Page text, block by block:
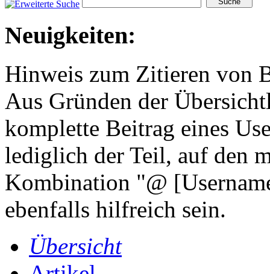
Neuigkeiten:
Hinweis zum Zitieren von
Aus Gründen der
komplette Beitrag eines
lediglich der Teil, auf den
Kombination "@
ebenfalls hilfreich sein.
Übersicht